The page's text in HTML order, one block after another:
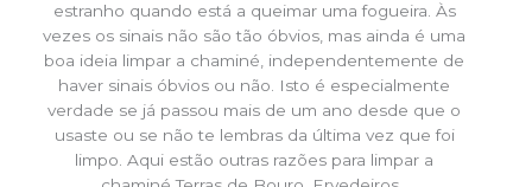
estranho quando está a queimar uma fogueira. Às
vezes os sinais não são tão óbvios, mas ainda é uma
boa ideia limpar a chaminé, independentemente de
haver sinais óbvios ou não. Isto é especialmente
verdade se já passou mais de um ano desde que o
usaste ou se não te lembras da última vez que foi
limpo. Aqui estão outras razões para limpar a